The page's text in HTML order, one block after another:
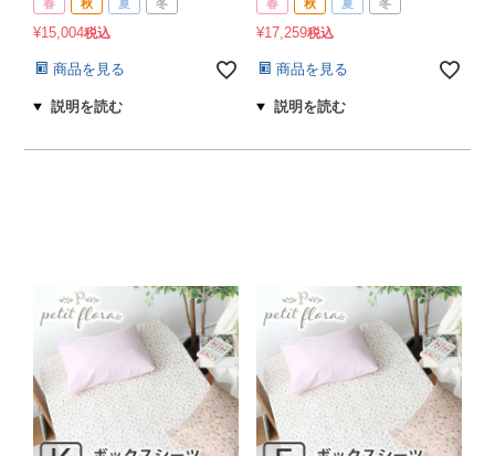
春 秋 夏 冬
¥15,004税込
商品を見る
春 秋 夏 冬
¥17,259税込
商品を見る